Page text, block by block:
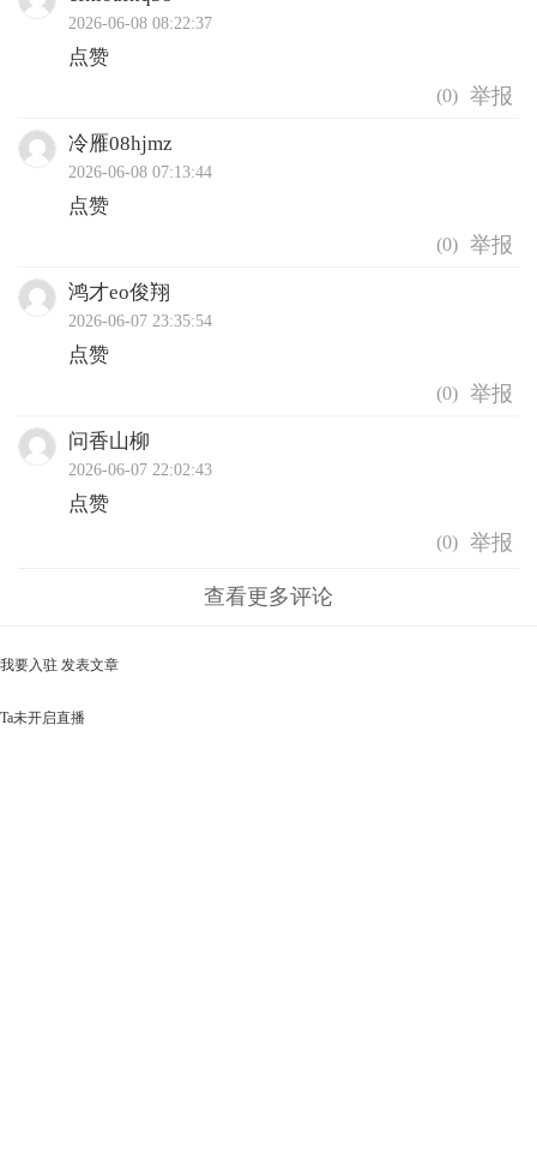
2026-06-08 08:22:37
点赞
(0)
冷雁08hjmz
2026-06-08 07:13:44
点赞
(0)
鸿才eo俊翔
2026-06-07 23:35:54
点赞
(0)
问香山柳
2026-06-07 22:02:43
点赞
(0)
查看更多评论
我要入驻 发表文章
Ta未开启直播